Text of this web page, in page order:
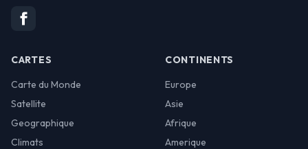
CARTES
Carte du Monde
Satellite
Geographique
Climats
CONTINENTS
Europe
Asie
Afrique
Amerique